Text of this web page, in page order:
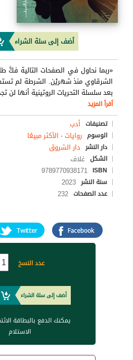
أضف إلى سلة الشراء
«ربما نحاول في الصفحات التالية فكَّ
الشرقاوي منذ شهريْن. الشرطة لم
بعد سلسلة التحريات الروتينية أنها لن
أقرأ المزيد
تصنيفات أدب
الوسوم روايات- الأكثر مبيعًا
دار النشر دار الشروق
الشكل غلاف
ISBN
9789770938171
سنة النشر 2023
عدد الصفحات 232
عدد النسخ
أضف إلى سلة الشراء
يمكنك الدفع بالبطاقة
الاستلام